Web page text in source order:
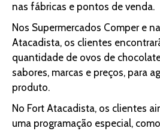
nas fábricas e pontos de venda.
Nos Supermercados Comper e
Atacadista, os clientes
quantidade de ovos de
sabores, marcas e preços, para
produto.
No Fort Atacadista, os clientes
uma programação especial,